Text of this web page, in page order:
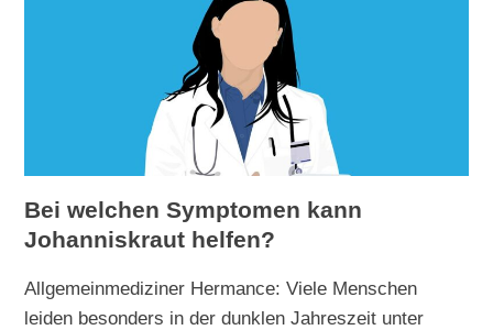
Bei welchen Symptomen kann
Johanniskraut helfen?
Allgemeinmediziner Hermance: Viele Menschen
leiden besonders in der dunklen Jahreszeit unter